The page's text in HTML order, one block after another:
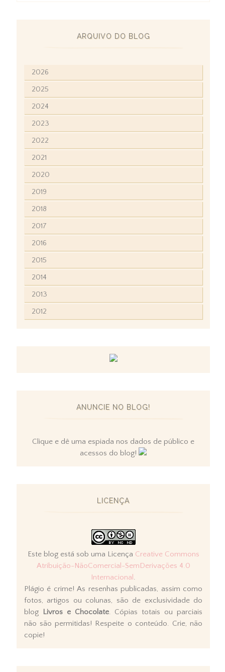
ARQUIVO DO BLOG
2026
2025
2024
2023
2022
2021
2020
2019
2018
2017
2016
2015
2014
2013
2012
ANUNCIE NO BLOG!
Clique e dê uma espiada nos dados de público e
acessos do blog!
LICENÇA
Este blog está sob uma Licença Creative Commons
Atribuição-NãoComercial-SemDerivações 4.0
Internacional .
Plágio é crime! As resenhas publicadas, assim como
fotos, artigos ou colunas, são de exclusividade do
blog Livros e Chocolate. Cópias totais ou parciais
não são permitidas! Respeite o conteúdo. Crie, não
copie!